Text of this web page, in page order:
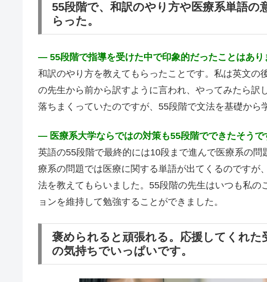
55段階で、和訳のやり方や医療系単語の
らった。
― 55段階で指導を受けた中で印象的だったことはあり
和訳のやり方を教えてもらったことです。私は英文の
の先生から前から訳すように言われ、やってみたら訳
落ちまくっていたのですが、55段階で文法を基礎から
― 医療系大学ならではの対策も55段階でできたそうで
英語の55段階で最終的には10段まで進んで医療系の
療系の問題では医療に関する単語が出てくるのですが
法を教えてもらいました。55段階の先生はいつも私
ョンを維持して勉強することができました。
褒められると頑張れる。応援してくれ
の気持ちでいっぱいです。